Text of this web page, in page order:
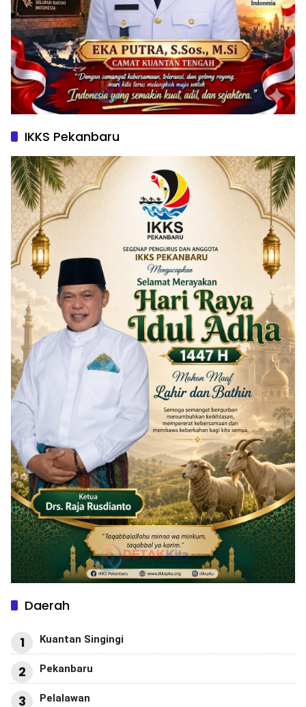
IKKS Pekanbaru
Daerah
1 Kuantan Singingi
2 Pekanbaru
3 Pelalawan
4 Siak
5 Indragiri Hulu
6 Indragiri Hilir